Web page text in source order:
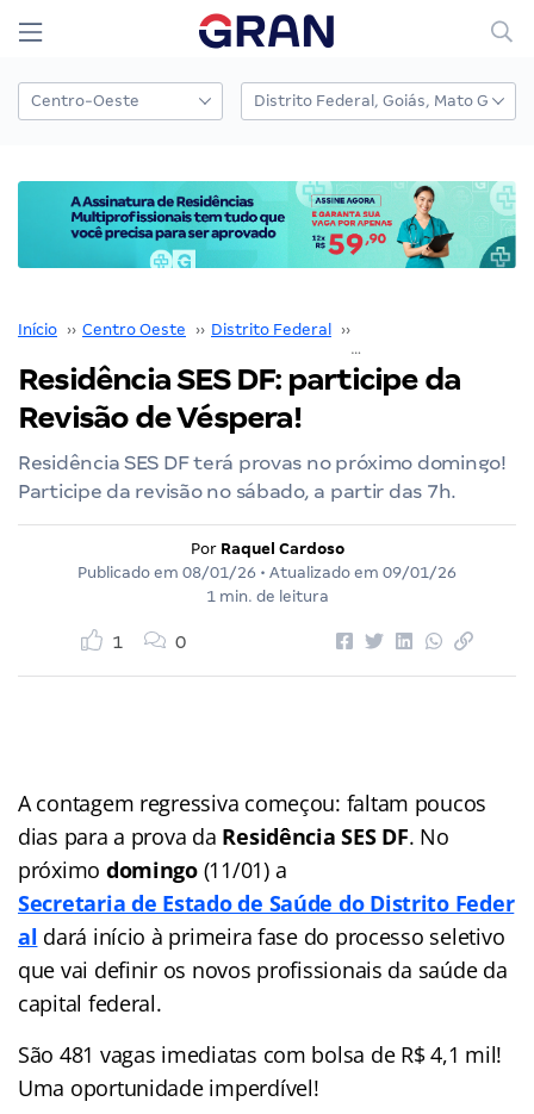
Início ›› Centro Oeste ›› Distrito Federal ››
Residência SES DF: participe da
Revisão de Véspera!
Residência SES DF terá provas no próximo domingo!
Participe da revisão no sábado, a partir das 7h.
Por Raquel Cardoso
Publicado em 08/01/26 • Atualizado em 09/01/26
1 min. de leitura
1 0
A contagem regressiva começou: faltam poucos
dias para a prova da Residência SES DF. No
próximo domingo(11/01) a
Secretaria de Estado de Saúde do Distrito Feder
al dará início à primeira fase do processo seletivo
que vai definir os novos profissionais da saúde da
capital federal.
São 481 vagas imediatas com bolsa de R$ 4,1 mil!
Uma oportunidade imperdível!